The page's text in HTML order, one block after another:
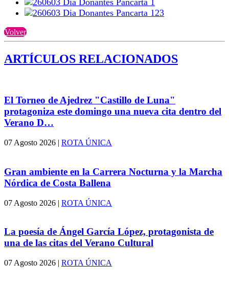
Volver
ARTÍCULOS RELACIONADOS
El Torneo de Ajedrez "Castillo de Luna"
protagoniza este domingo una nueva cita dentro del
Verano D…
07 Agosto 2026 | ROTA ÚNICA
Gran ambiente en la Carrera Nocturna y la Marcha
Nórdica de Costa Ballena
07 Agosto 2026 | ROTA ÚNICA
La poesía de Ángel García López, protagonista de
una de las citas del Verano Cultural
07 Agosto 2026 | ROTA ÚNICA